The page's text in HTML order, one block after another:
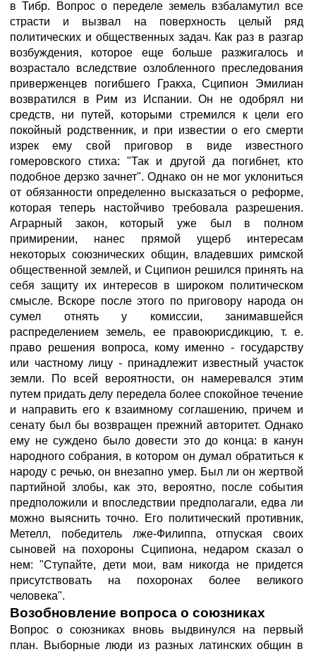
в Тибр. Вопрос о переделе земель взбаламутил все
страсти и вызвал на поверхность целый ряд
политических и общественных задач. Как раз в разгар
возбуждения, которое еще больше разжигалось и
возрастало вследствие озлобленного преследования
приверженцев погибшего Гракха, Сципион Эмилиан
возвратился в Рим из Испании. Он не одобрял ни
средств, ни путей, которыми стремился к цели его
покойный родственник, и при известии о его смерти
изрек ему свой приговор в виде известного
гомеровского стиха: "Так и другой да погибнет, кто
подобное дерзко зачнет". Однако он не мог уклониться
от обязанности определенно высказаться о реформе,
которая теперь настойчиво требовала разрешения.
Аграрный закон, который уже был в полном
примирении, нанес прямой ущерб интересам
некоторых союзнических общин, владевших римской
общественной землей, и Сципион решился принять на
себя защиту их интересов в широком политическом
смысле. Вскоре после этого по приговору народа он
сумел отнять у комиссии, занимавшейся
распределением земель, ее правоюрисдикцию, т. е.
право решения вопроса, кому именно - государству
или частному лицу - принадлежит известный участок
земли. По всей вероятности, он намеревался этим
путем придать делу передела более спокойное течение
и направить его к взаимному соглашению, причем и
сенату был бы возвращен прежний авторитет. Однако
ему не суждено было довести это до конца: в канун
народного собрания, в котором он думал обратиться к
народу с речью, он внезапно умер. Был ли он жертвой
партийной злобы, как это, вероятно, после события
предположили и впоследствии предполагали, едва ли
можно выяснить точно. Его политический противник,
Метелл, победитель лже-Филиппа, отпуская своих
сыновей на похороны Сципиона, недаром сказал о
нем: "Ступайте, дети мои, вам никогда не придется
присутствовать на похоронах более великого
человека".
Возобновление вопроса о союзниках
Вопрос о союзниках вновь выдвинулся на первый
план. Выборные люди из разных латинских общин в